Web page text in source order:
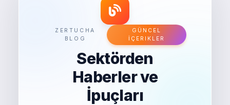
ZERTUCHA
BLOG
GÜNCEL
İÇERIKLER
Sektörden
Haberler ve
İpuçları